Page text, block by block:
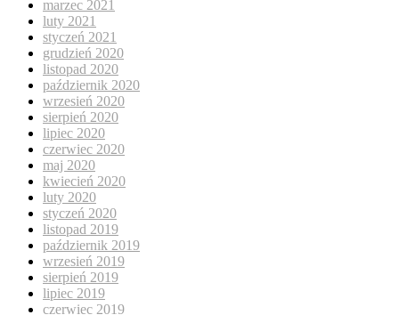
marzec 2021
luty 2021
styczeń 2021
grudzień 2020
listopad 2020
październik 2020
wrzesień 2020
sierpień 2020
lipiec 2020
czerwiec 2020
maj 2020
kwiecień 2020
luty 2020
styczeń 2020
listopad 2019
październik 2019
wrzesień 2019
sierpień 2019
lipiec 2019
czerwiec 2019